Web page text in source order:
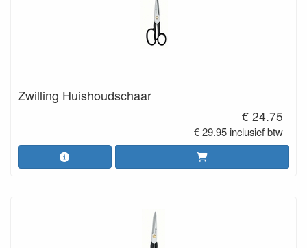
Zwilling Huishoudschaar
€ 24.75
€ 29.95 inclusief btw